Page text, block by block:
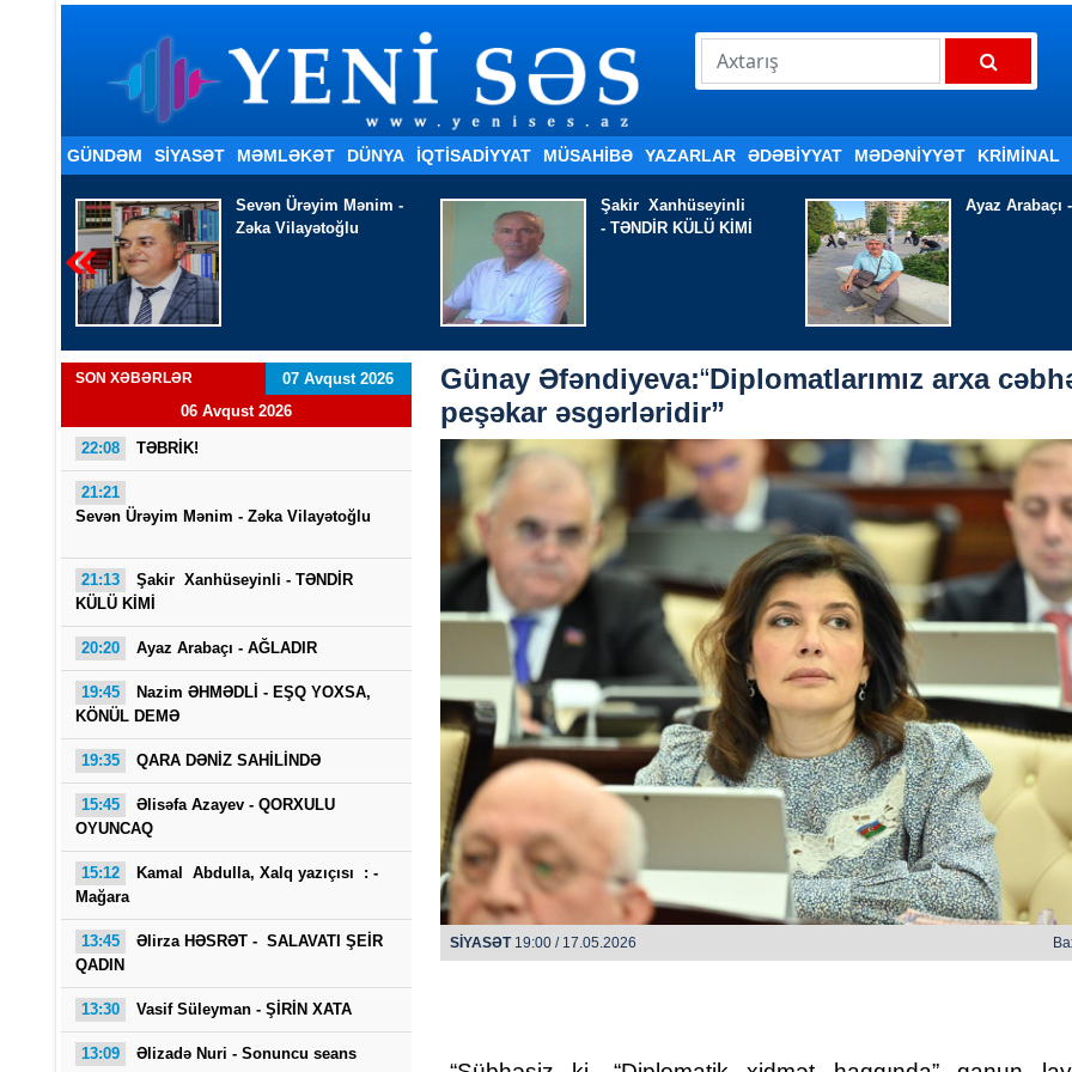
GÜNDƏM SİYASƏT MƏMLƏKƏT DÜNYA İQTISADIYYAT MÜSAHİBƏ YAZARLAR ƏDƏBIYYAT MƏDƏNİYYƏT KRİMİNAL
Şakir Xanhüseyinli
- TƏNDİR KÜLÜ KİMİ
Ayaz Arabaçı - AĞLADIR
Nazim
SON XƏBƏRLƏR
07 Avqust 2026
06 Avqust 2026
22:08 TƏBRİK!
21:21
Sevən Ürəyim Mənim - Zəka Vilayətoğlu
21:13
Şakir Xanhüseyinli - TƏNDİR
KÜLÜ KİMİ
20:20 Ayaz Arabaçı - AĞLADIR
19:45
Nazim ƏHMƏDLİ - EŞQ YOXSA,
KÖNÜL DEMƏ
19:35 QARA DƏNİZ SAHİLİNDƏ
15:45 Əlisəfa Azayev - QORXULU
OYUNCAQ
15:12
Kamal Abdulla, Xalq yazıçısı : -
Mağara
13:45
Əlirza HƏSRƏT - SALAVATI ŞEİR
QADIN
13:30 Vasif Süleyman - ŞİRİN XATA
13:09 Əlizadə Nuri - Sonuncu seans
Günay Əfəndiyeva:“Diplomatlarımız arxa
peşəkar əsgərləridir”
SİYASƏT19:00 / 17.05.2026
Sabah bəzi yerlərdə yağış yağacaq
Xocalı, Ağdərə və Cəbrayılın
kəndlərinə köç karvanı yola